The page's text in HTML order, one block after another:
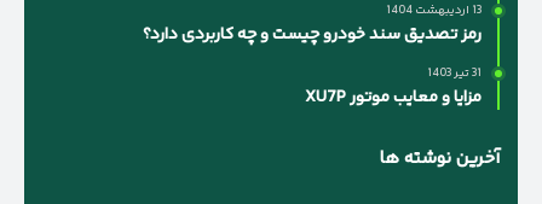
13 اردیبهشت 1404
رمز تصدیق سند خودرو چیست و چه کاربردی دارد؟
31 تیر 1403
مزایا و معایب موتور XU7P
آخرین نوشته ها